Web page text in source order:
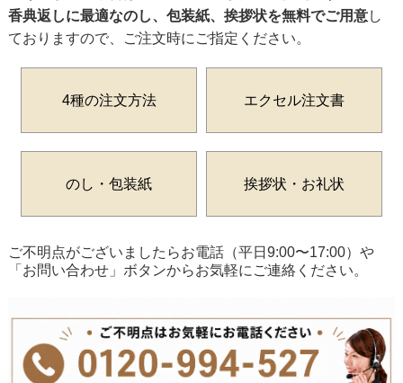
香典返しに最適なのし、包装紙、挨拶状を無料でご用意し
ておりますので、ご注文時にご指定ください。
4種の注文方法 エクセル注文書
のし・包装紙 挨拶状・お礼状
ご不明点がございましたらお電話（平日9:00〜17:00）や
「お問い合わせ」ボタンからお気軽にご連絡ください。